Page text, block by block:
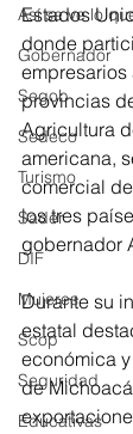
Así se ve lo
Gobernador
Segob
Sedeco
Turismo
Sader
DIF
Mujeres
Scop
Seguridad
Educativas
Estados
donde
provincias
Agricultura
americana,
comercial
los tres
gobernador
Durante su
estatal
económica
de